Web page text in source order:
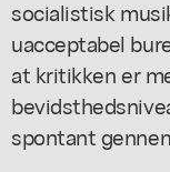
socialistisk
uacceptabel
at kritikken er
spontant